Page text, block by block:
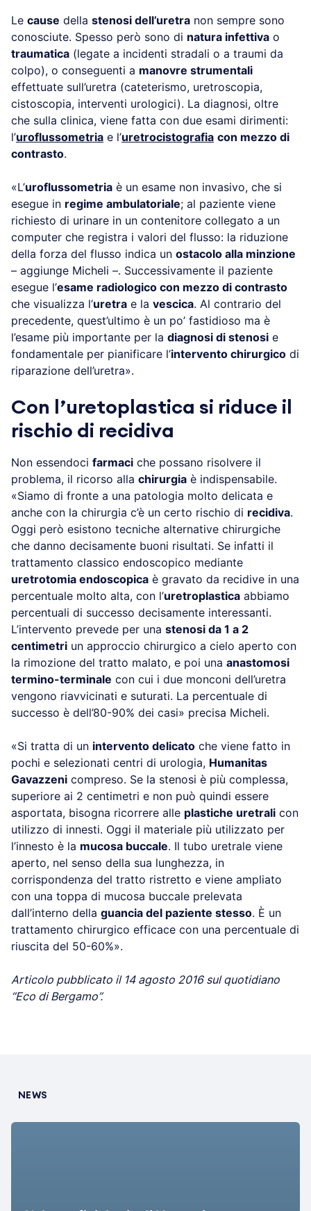
Le cause della stenosi dell’uretra non sempre sono
conosciute. Spesso però sono di natura infettiva o
traumatica (legate a incidenti stradali o a traumi da
colpo), o conseguenti a manovre strumentali
effettuate sull’uretra (cateterismo, uretroscopia,
cistoscopia, interventi urologici). La diagnosi, oltre
che sulla clinica, viene fatta con due esami dirimenti:
l’uroflussometria e l’uretrocistografia con mezzo di
contrasto.
«L’uroflussometria è un esame non invasivo, che si
esegue in regime ambulatoriale; al paziente viene
richiesto di urinare in un contenitore collegato a un
computer che registra i valori del flusso: la riduzione
della forza del flusso indica un ostacolo alla minzione
– aggiunge Micheli –. Successivamente il paziente
esegue l’esame radiologico con mezzo di contrasto
che visualizza l’uretra e la vescica. Al contrario del
precedente, quest’ultimo è un po’ fastidioso ma è
l’esame più importante per la diagnosi di stenosi e
fondamentale per pianificare l’intervento chirurgico di
riparazione dell’uretra».
Con l’uretoplastica si riduce il
rischio di recidiva
Non essendoci farmaci che possano risolvere il
problema, il ricorso alla chirurgia è indispensabile.
«Siamo di fronte a una patologia molto delicata e
anche con la chirurgia c’è un certo rischio di recidiva.
Oggi però esistono tecniche alternative chirurgiche
che danno decisamente buoni risultati. Se infatti il
trattamento classico endoscopico mediante
uretrotomia endoscopica è gravato da recidive in una
percentuale molto alta, con l’uretroplastica abbiamo
percentuali di successo decisamente interessanti.
L’intervento prevede per una stenosi da 1 a 2
centimetri un approccio chirurgico a cielo aperto con
la rimozione del tratto malato, e poi una anastomosi
termino-terminale con cui i due monconi dell’uretra
vengono riavvicinati e suturati. La percentuale di
successo è dell’80-90% dei casi» precisa Micheli.
«Si tratta di un intervento delicato che viene fatto in
pochi e selezionati centri di urologia, Humanitas
Gavazzeni compreso. Se la stenosi è più complessa,
superiore ai 2 centimetri e non può quindi essere
asportata, bisogna ricorrere alle plastiche uretrali con
utilizzo di innesti. Oggi il materiale più utilizzato per
l’innesto è la mucosa buccale. Il tubo uretrale viene
aperto, nel senso della sua lunghezza, in
corrispondenza del tratto ristretto e viene ampliato
con una toppa di mucosa buccale prelevata
dall’interno della guancia del paziente stesso. È un
trattamento chirurgico efficace con una percentuale di
riuscita del 50-60%».
Articolo pubblicato il 14 agosto 2016 sul quotidiano
“Eco di Bergamo”.
NEWS